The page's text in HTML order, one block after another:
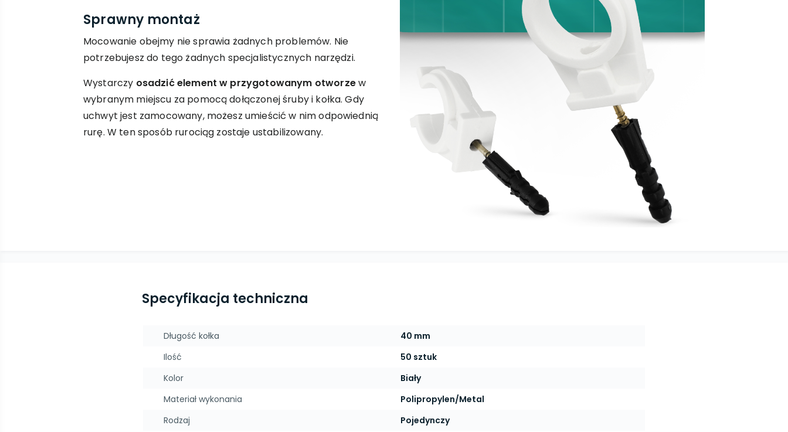
Sprawny montaż
Mocowanie obejmy nie sprawia żadnych problemów. Nie
potrzebujesz do tego żadnych specjalistycznych narzędzi.
Wystarczy osadzić element w przygotowanym otworzew
wybranym miejscu za pomocą dołączonej śruby i kołka. Gdy
uchwyt jest zamocowany, możesz umieścić w nim odpowiednią
rurę. W ten sposób rurociąg zostaje ustabilizowany.
Specyfikacja techniczna
Długość kołka
40 mm
Ilość
50 sztuk
Kolor
Biały
Materiał wykonania
Polipropylen/Metal
Rodzaj
Pojedynczy